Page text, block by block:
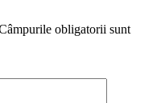
obligatorii sunt